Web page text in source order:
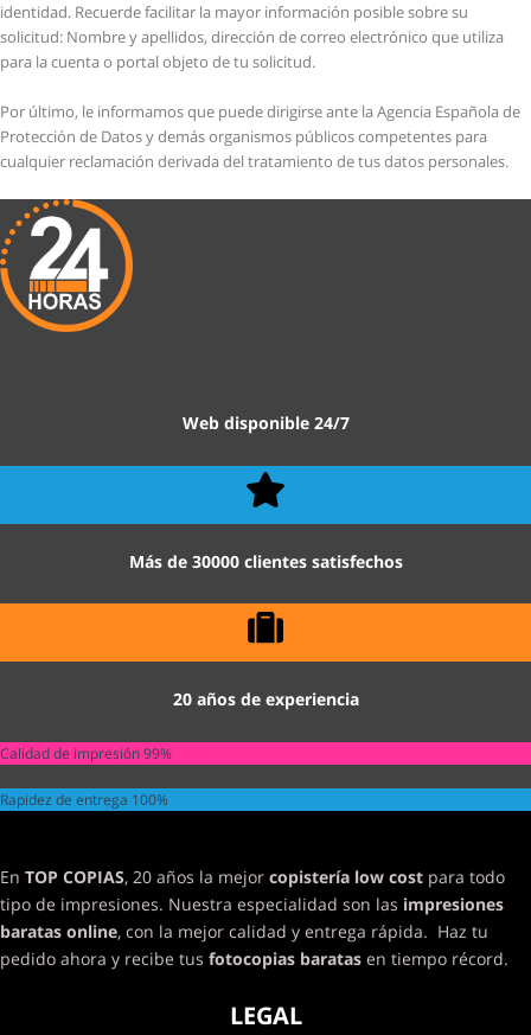
identidad. Recuerde facilitar la mayor información posible sobre su
solicitud: Nombre y apellidos, dirección de correo electrónico que utiliza
para la cuenta o portal objeto de tu solicitud.
Por último, le informamos que puede dirigirse ante la Agencia Española de
Protección de Datos y demás organismos públicos competentes para
cualquier reclamación derivada del tratamiento de tus datos personales.
Web disponible 24/7
Más de 30000 clientes satisfechos
20 años de experiencia
Calidad de impresión99%
Rapidez de entrega 100%
En TOP COPIAS, 20 años la mejor copistería low cost para todo
tipo de impresiones. Nuestra especialidad son las impresiones
baratas online, con la mejor calidad y entrega rápida. Haz tu
pedido ahora y recibe tus fotocopias baratas en tiempo récord.
LEGAL